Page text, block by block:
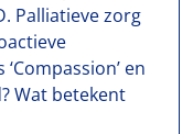
Palliatieve zorg
en
Wat betekent